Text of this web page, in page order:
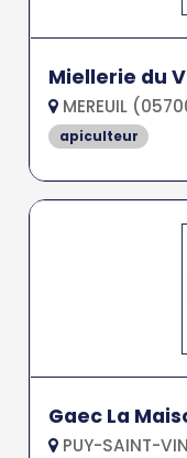
Miellerie du
MEREUIL
apiculteur
Gaec La
PUY-SAINT-